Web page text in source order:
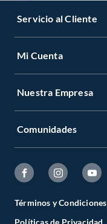
Servicio al Cliente
Mi Cuenta
Nuestra Empresa
Comunidades
Términos y Condiciones